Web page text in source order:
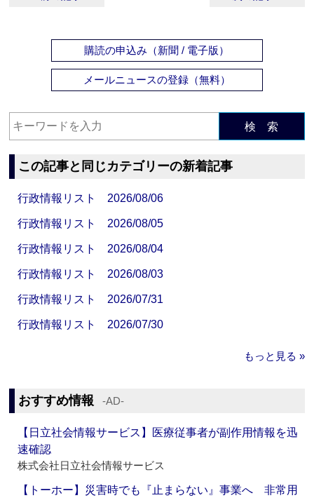
購読の申込み（新聞 / 電子版）
メールニュースの登録（無料）
検 索
この記事と同じカテゴリーの新着記事
行政情報リスト 2026/08/06
行政情報リスト 2026/08/05
行政情報リスト 2026/08/04
行政情報リスト 2026/08/03
行政情報リスト 2026/07/31
行政情報リスト 2026/07/30
もっと見る »
おすすめ情報 ‐AD‐
【日立社会情報サービス】医療従事者が副作用情報を迅
速確認
株式会社日立社会情報サービス
【トーホー】災害時でも『止まらない』事業へ 非常用